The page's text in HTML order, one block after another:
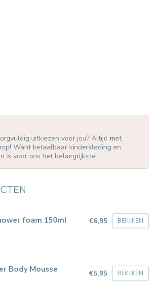
uitkiezen voor jou? Altijd met
Want betaalbaar kinderkleding en
is voor ons het belangrijkste!
foam 150ml €6,95 BEKIJKEN
Body Mousse €5,95 BEKIJKEN